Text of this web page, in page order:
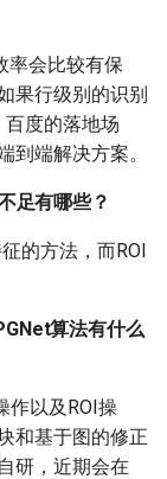
率会比较有保
果行级别的识别
度的落地场
到端解决方案。
足有哪些？
的方法，而ROI
算法有什么
作以及ROI操
和基于图的修正
研，近期会在